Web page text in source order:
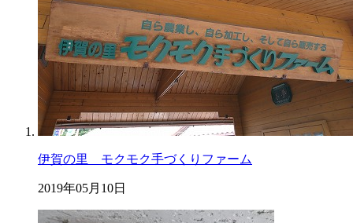
伊賀の里 モクモク手づくりファーム
2019年05月10日